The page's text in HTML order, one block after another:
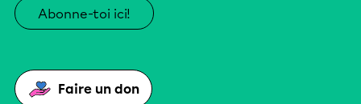
Abonne-toi ici!
Faire un don